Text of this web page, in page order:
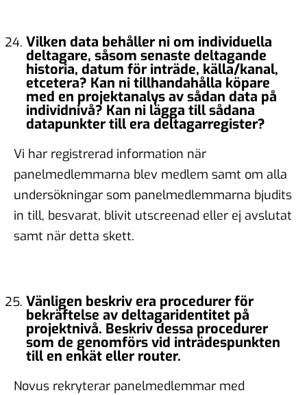
Vilken data behåller ni om individuella
deltagare, såsom senaste deltagande
historia, datum för inträde, källa/kanal,
etcetera? Kan ni tillhandahålla köpare
med en projektanalys av sådan data på
individnivå? Kan ni lägga till sådana
datapunkter till era deltagarregister?
Vi har registrerad information när
panelmedlemmarna blev medlem samt om alla
undersökningar som panelmedlemmarna bjudits
in till, besvarat, blivit utscreenad eller ej avslutat
samt när detta skett.
Vänligen beskriv era procedurer för
bekräftelse av deltagaridentitet på
projektnivå. Beskriv dessa procedurer
som de genomförs vid inträdespunkten
till en enkät eller router.
Novus rekryterar panelmedlemmar med